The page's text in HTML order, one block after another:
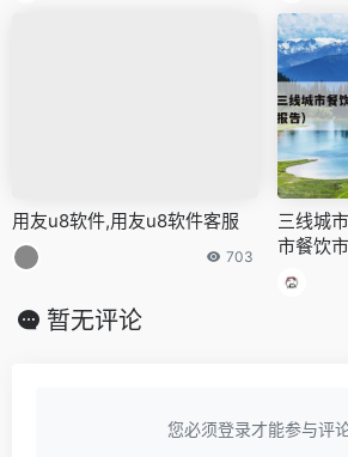
用友u8软件,用友u8软件客服
703
三线城
市餐饮
暂无评论
您必须登录才能参与评论